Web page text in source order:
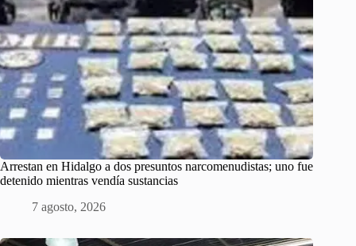
Arrestan en Hidalgo a dos presuntos narcomenudistas; uno fue
detenido mientras vendía sustancias
7 agosto, 2026